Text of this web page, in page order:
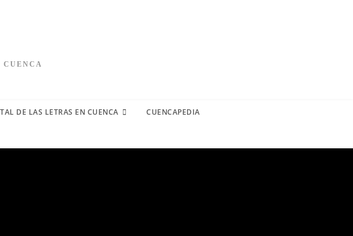
DE LAS LETRAS EN CUENCA CUENCAPEDIA